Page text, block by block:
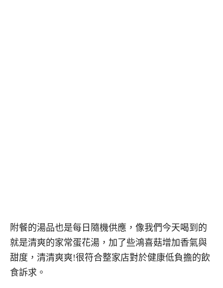
附餐的湯品也是每日隨機供應，像我們今天喝到的
就是清爽的家常蛋花湯，加了些鴻喜菇增加香氣與
甜度，清清爽爽!很符合整家店對於健康低負擔的飲
食訴求。